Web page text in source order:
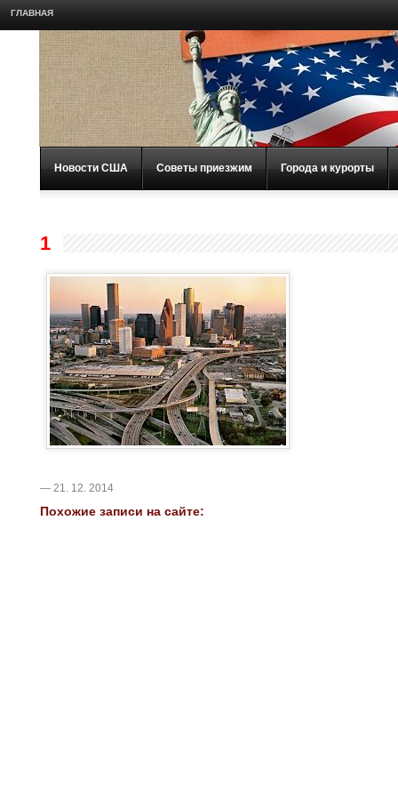
ГЛАВНАЯ
Новости США Советы приезжим Города и курорты
1
— 21. 12. 2014
Похожие записи на сайте: